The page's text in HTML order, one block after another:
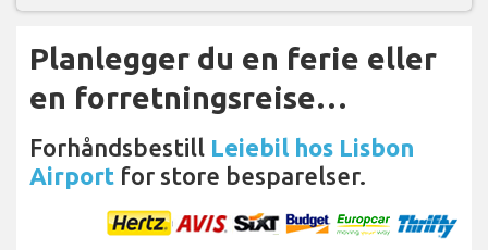
Planlegger du en ferie eller
en forretningsreise…
Forhåndsbestill Leiebil hos Lisbon
Airport for store besparelser.